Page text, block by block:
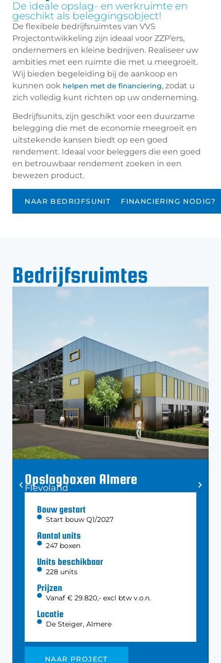
De ideale opslag- en werkruimte en
geschikt als beleggingsobject!
De flexibele bedrijfsruimtes van VVS
Projectontwikkeling zijn ideaal voor ZZP’ers,
ondernemers en kleine bedrijven. Realiseer uw
ambities met een ruimte die met u meegroeit.
Wij bieden begeleiding bij de aankoop en
kunnen ook helpen met de financiering, zodat u
zich volledig kunt richten op uw onderneming.
Bedrijfsunits, zijn geschikt voor een duurzame
belegging die met de economie meegroeit en
uitstekende kansen biedt op een goed
rendement. Ideaal voor beleggers die een goed
en betrouwbaar rendement zoeken in een
bewezen product.
NAAR BEDRIJFSUNITS FINANCIERING NODIG?
Bedrijfsruimtes
Opslagboxen Almere
Flevoland
Bouw gestart
Start bouw Q1/2027
Aantal units
247 boxen
Units beschikbaar
228 units
Prijzen
Vanaf € 29.820,- excl btw v.o.n.
Locatie
De Steiger, Almere
NAAR PROJECT